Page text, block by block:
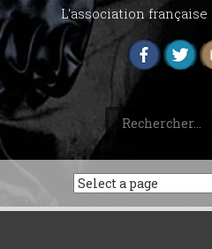
L'association française
Rechercher :